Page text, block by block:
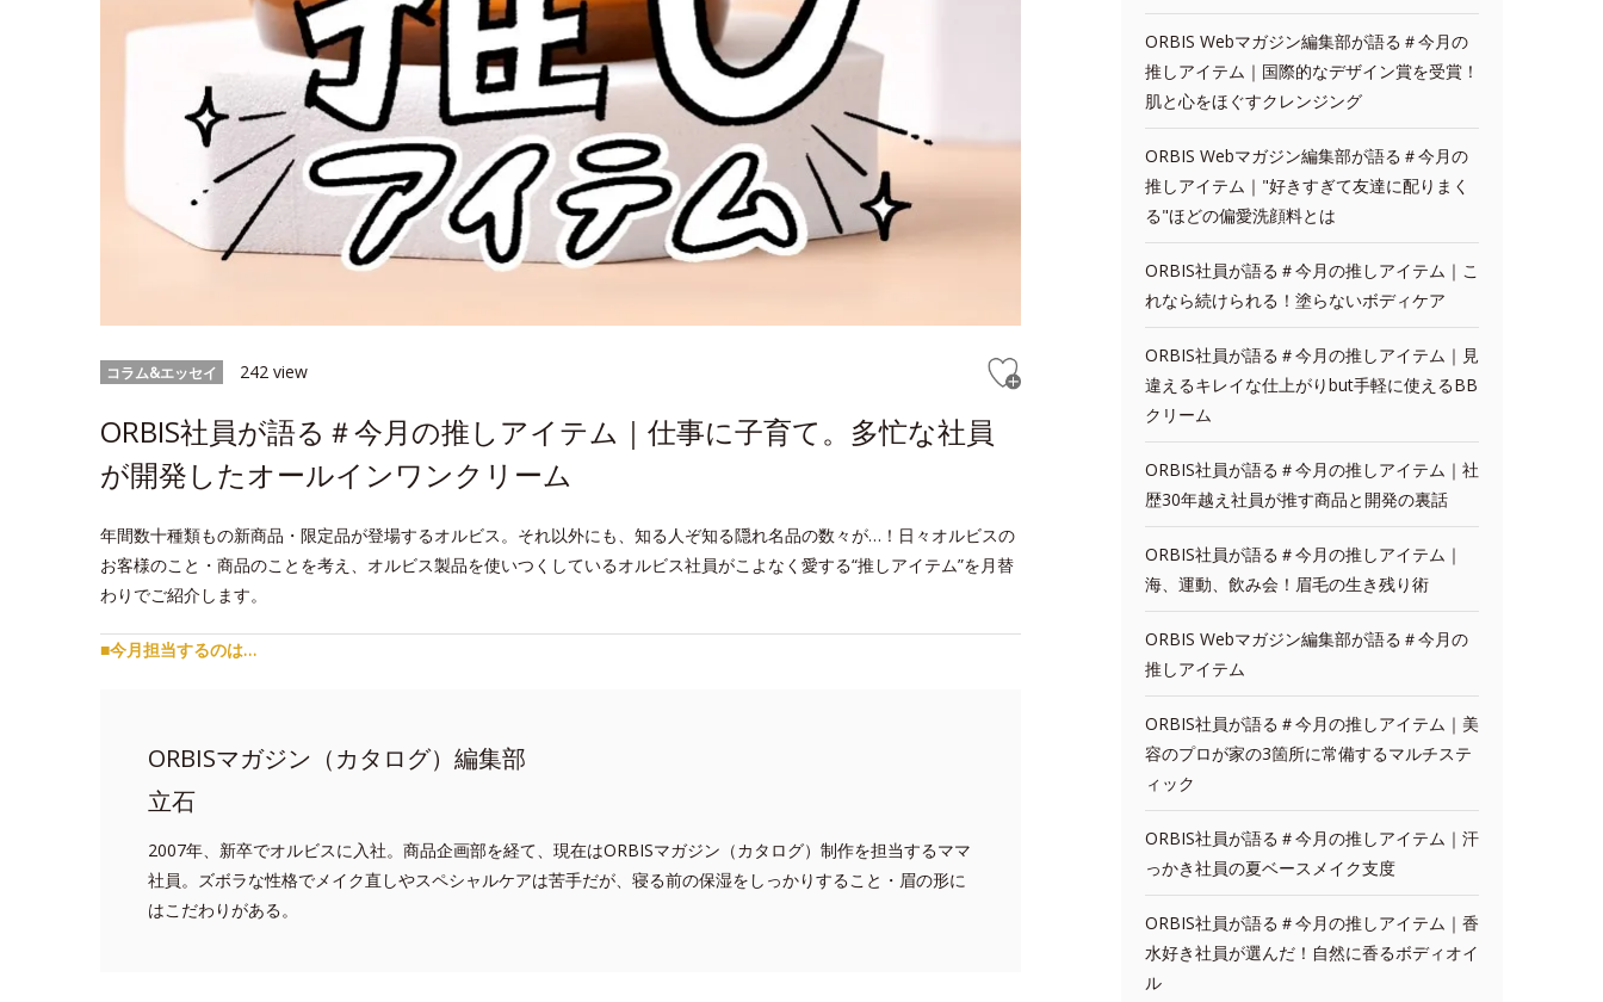
コラム&エッセイ 242 view
ORBIS社員が語る＃今月の推しアイテム｜仕事に子育て。多忙な社員
が開発したオールインワンクリーム
年間数十種類もの新商品・限定品が登場するオルビス。それ以外にも、知る人ぞ知る隠れ名品の数々が…！日々オルビスの
お客様のこと・商品のことを考え、オルビス製品を使いつくしているオルビス社員がこよなく愛する“推しアイテム”を月替
わりでご紹介します。
■今月担当するのは…
ORBISマガジン（カタログ）編集部
立石
2007年、新卒でオルビスに入社。商品企画部を経て、現在はORBISマガジン（カタログ）制作を担当するママ
社員。ズボラな性格でメイク直しやスペシャルケアは苦手だが、寝る前の保湿をしっかりすること・眉の形に
はこだわりがある。
ORBIS Webマガジン編集部が語る＃今月の
推しアイテム｜国際的なデザイン賞を受賞！
肌と心をほぐすクレンジング
ORBIS Webマガジン編集部が語る＃今月の
推しアイテム｜"好きすぎて友達に配りまく
る"ほどの偏愛洗顔料とは
ORBIS社員が語る＃今月の推しアイテム｜こ
れなら続けられる！塗らないボディケア
ORBIS社員が語る＃今月の推しアイテム｜見
違えるキレイな仕上がりbut手軽に使えるBB
クリーム
ORBIS社員が語る＃今月の推しアイテム｜社
歴30年越え社員が推す商品と開発の裏話
ORBIS社員が語る＃今月の推しアイテム｜
海、運動、飲み会！眉毛の生き残り術
ORBIS Webマガジン編集部が語る＃今月の
推しアイテム
ORBIS社員が語る＃今月の推しアイテム｜美
容のプロが家の3箇所に常備するマルチステ
ィック
ORBIS社員が語る＃今月の推しアイテム｜汗
っかき社員の夏ベースメイク支度
ORBIS社員が語る＃今月の推しアイテム｜香
水好き社員が選んだ！自然に香るボディオイ
ル